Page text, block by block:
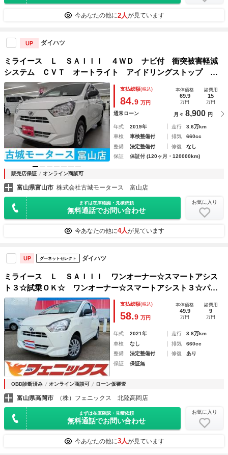
今あなたの他に2人が見ています
UP ダイハツ
ミライース Ｌ ＳＡＩＩＩ ４ＷＤ ナビ付 衝突被害軽減
システム ＣＶＴ オートライト アイドリングストップ キ
ーレスエントリー コーナーセンサー エアバッグ ＡＢＳ
支払総額(税込)
84.9 万円
本体価格
69.9
万円
諸費用
15
万円
通常ローン 月々 8,900 円
年式 2019年 走行
3.6万km
車検
車検整備付 排気
660cc
整備
法定整備付 修復
なし
保証
保証付 (120ヶ月・120000km)
販売店保証 オンライン商談可
富山県富山市 株式会社古城モータース 富山店
まずは在庫確認・見積依頼
無料通話でお問い合わせ
お気に入り
今あなたの他に4人が見ています
UP グーネットセレクト ダイハツ
ミライース Ｌ ＳＡＩＩＩ ワンオーナー☆スマートアシス
ト３☆試乗ＯＫ☆ ワンオーナー☆スマートアシスト３☆パー
キングセンサー☆走行３．８万Ｋｍ☆キーレス☆禁煙車☆盗難
防止☆前後誤発進抑制☆オートハイビーム☆横滑り防止☆アイ
ドリングストップ☆試乗ＯＫ☆
支払総額(税込)
58.9 万円
本体価格
49.9
万円
諸費用
9
万円
年式 2021年 走行
3.8万km
車検
なし 排気
660cc
整備
法定整備付 修復
あり
保証
保証無
OBD診断済み オンライン商談可 ローン仮審査
富山県高岡市 （株）フェニックス 北陸高岡店
まずは在庫確認・見積依頼
無料通話でお問い合わせ
お気に入り
今あなたの他に3人が見ています